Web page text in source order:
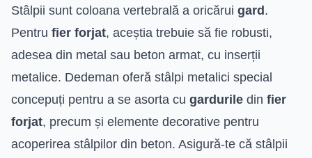
Stâlpii sunt coloana vertebrală a oricărui gard.
Pentru fier forjat, aceștia trebuie să fie robusti,
adesea din metal sau beton armat, cu inserții
metalice. Dedeman oferă stâlpi metalici special
concepuți pentru a se asorta cu gardurile din fier
forjat, precum și elemente decorative pentru
acoperirea stâlpilor din beton. Asigură-te că stâlpii